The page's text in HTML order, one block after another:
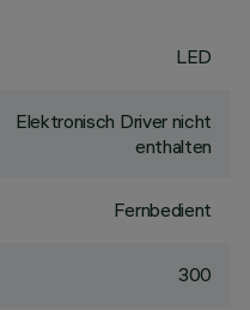
LED
Elektronisch Driver nicht
enthalten
Fernbedient
300